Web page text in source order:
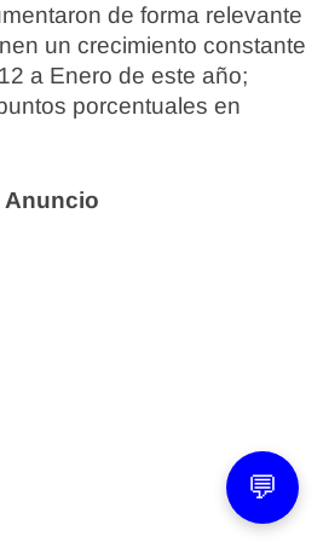
de forma relevante
un crecimiento constante
a Enero de este año;
porcentuales en
💬